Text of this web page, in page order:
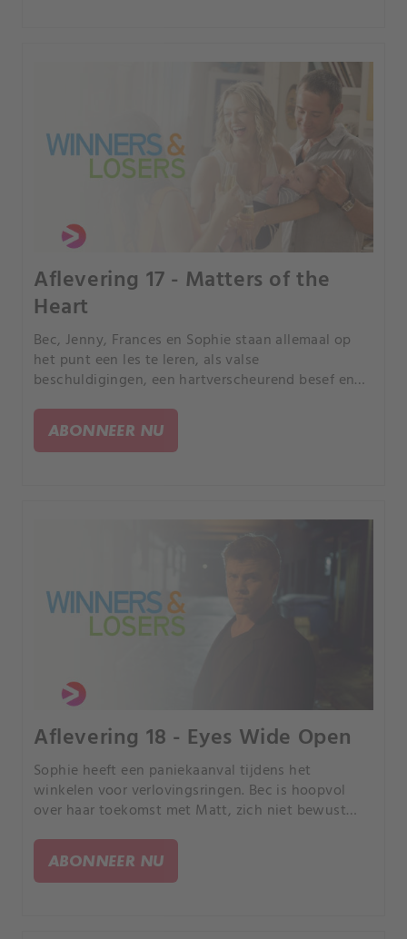
Aflevering 17 - Matters of the
Heart
Bec, Jenny, Frances en Sophie staan allemaal op
het punt een les te leren, als valse
beschuldigingen, een hartverscheurend besef en
zijn kop zetten.
ABONNEER NU
Aflevering 18 - Eyes Wide Open
Sophie heeft een paniekaanval tijdens het
winkelen voor verlovingsringen. Bec is hoopvol
over haar toekomst met Matt, zich niet bewust
ABONNEER NU